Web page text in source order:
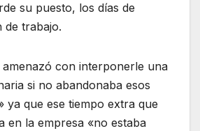
su puesto, los días de
de trabajo.
amenazó con interponerle una
si no abandonaba esos
ya que ese tiempo extra que
en la empresa «no estaba